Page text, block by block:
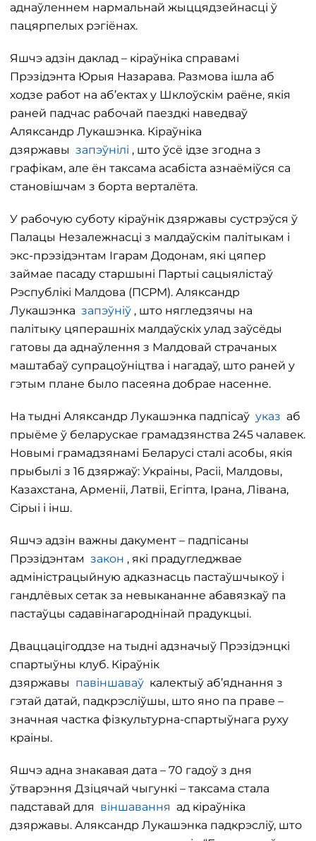
аднаўленнем нармальнай жыццядзейнасці ў
пацярпелых рэгіёнах.
Яшчэ адзін даклад – кіраўніка справамі
Прэзідэнта Юрыя Назарава. Размова ішла аб
ходзе работ на аб’ектах у Шклоўскім раёне, якія
раней падчас рабочай паездкі наведваў
Аляксандр Лукашэнка. Кіраўніка
дзяржавы запэўнілі , што ўсё ідзе згодна з
графікам, але ён таксама асабіста азнаёміўся са
становішчам з борта верталёта.
У рабочую суботу кіраўнік дзяржавы сустрэўся ў
Палацы Незалежнасці з малдаўскім палітыкам і
экс-прэзідэнтам Ігарам Додонам, які цяпер
займае пасаду старшыні Партыі сацыялістаў
Рэспублікі Малдова (ПСРМ). Аляксандр
Лукашэнка запэўніў , што нягледзячы на
палітыку цяперашніх малдаўскіх улад заўсёды
гатовы да аднаўлення з Малдовай страчаных
маштабаў супрацоўніцтва і нагадаў, што раней у
гэтым плане было пасеяна добрае насенне.
На тыдні Аляксандр Лукашэнка падпісаў указ аб
прыёме ў беларускае грамадзянства 245 чалавек.
Новымі грамадзянамі Беларусі сталі асобы, якія
прыбылі з 16 дзяржаў: Украіны, Расіі, Малдовы,
Казахстана, Арменіі, Латвіі, Егіпта, Ірана, Лівана,
Сірыі і інш.
Яшчэ адзін важны дакумент – падпісаны
Прэзідэнтам закон , які прадугледжвае
адміністрацыйную адказнасць пастаўшчыкоў і
гандлёвых сетак за невыкананне абавязкаў па
пастаўцы садавінагароднінай прадукцыі.
Дваццацігоддзе на тыдні адзначыў Прэзідэнцкі
спартыўны клуб. Кіраўнік
дзяржавы павіншаваў калектыў аб’яднання з
гэтай датай, падкрэсліўшы, што яно па праве –
значная частка фізкультурна-спартыўнага руху
краіны.
Яшчэ адна знакавая дата – 70 гадоў з дня
ўтварэння Дзіцячай чыгункі – таксама стала
падставай для віншавання ад кіраўніка
дзяржавы. Аляксандр Лукашэнка падкрэсліў, што